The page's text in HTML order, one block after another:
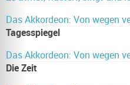
Das Akkordeon: Von wegen
Tagesspiegel
Das Akkordeon: Von wegen
Die Zeit